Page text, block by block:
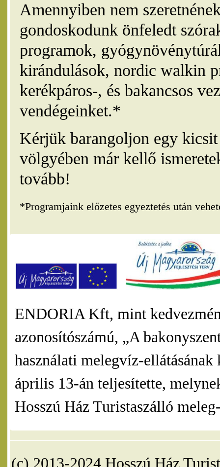
Amennyiben nem
gondoskodunk önfeledt
programok,
kirándulások, nordic walkin
kerékpáros-, és bakancsos
vendégeinket.*
Kérjük barangoljon egy
völgyében már kellő
tovább!
*Programjaink előzetes egyeztetés után
ENDORIA Kft, mint
azonosítószámú, „A
használati melegvíz-
április 13-án teljesítette,
Hosszú Ház Turistaszálló
(c) 2013-2024 Hosszú Ház